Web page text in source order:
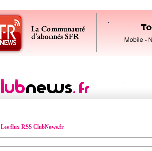
Les flux RSS ClubNews.fr